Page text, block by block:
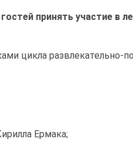
принять участие в
цикла развлекательно-
Ермака;